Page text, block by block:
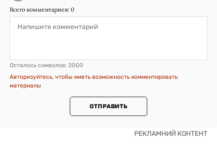
Всего комментариев: 0
Осталось символов: 2000
Авторизуйтесь, чтобы иметь возможность комментировать
материалы
ОТПРАВИТЬ